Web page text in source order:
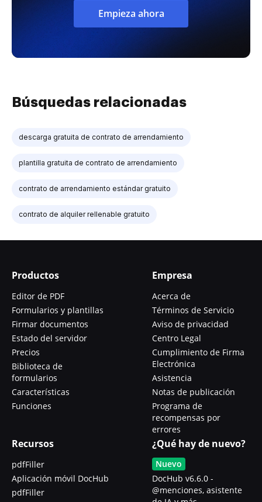
Empieza ahora
Búsquedas relacionadas
descarga gratuita de contrato de arrendamiento
plantilla gratuita de contrato de arrendamiento
contrato de arrendamiento estándar gratuito
contrato de alquiler rellenable gratuito
Productos
Editor de PDF
Formularios y plantillas
Firmar documentos
Estado del servidor
Precios
Biblioteca de
formularios
Características
Funciones
Empresa
Acerca de
Términos de Servicio
Aviso de privacidad
Centro Legal
Cumplimiento de Firma
Electrónica
Asistencia
Notas de publicación
Programa de
recompensas por
errores
Recursos
pdfFiller
Aplicación móvil DocHub
pdfFiller
¿Qué hay de nuevo?
Nuevo
DocHub v6.6.0 -
@menciones, asistente